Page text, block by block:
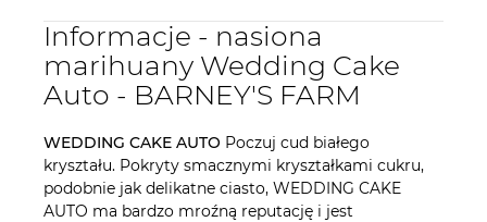
Informacje - nasiona
marihuany Wedding Cake
Auto - BARNEY'S FARM
WEDDING CAKE AUTO Poczuj cud białego
kryształu. Pokryty smacznymi kryształkami cukru,
podobnie jak delikatne ciasto, WEDDING CAKE
AUTO ma bardzo mroźną reputację i jest